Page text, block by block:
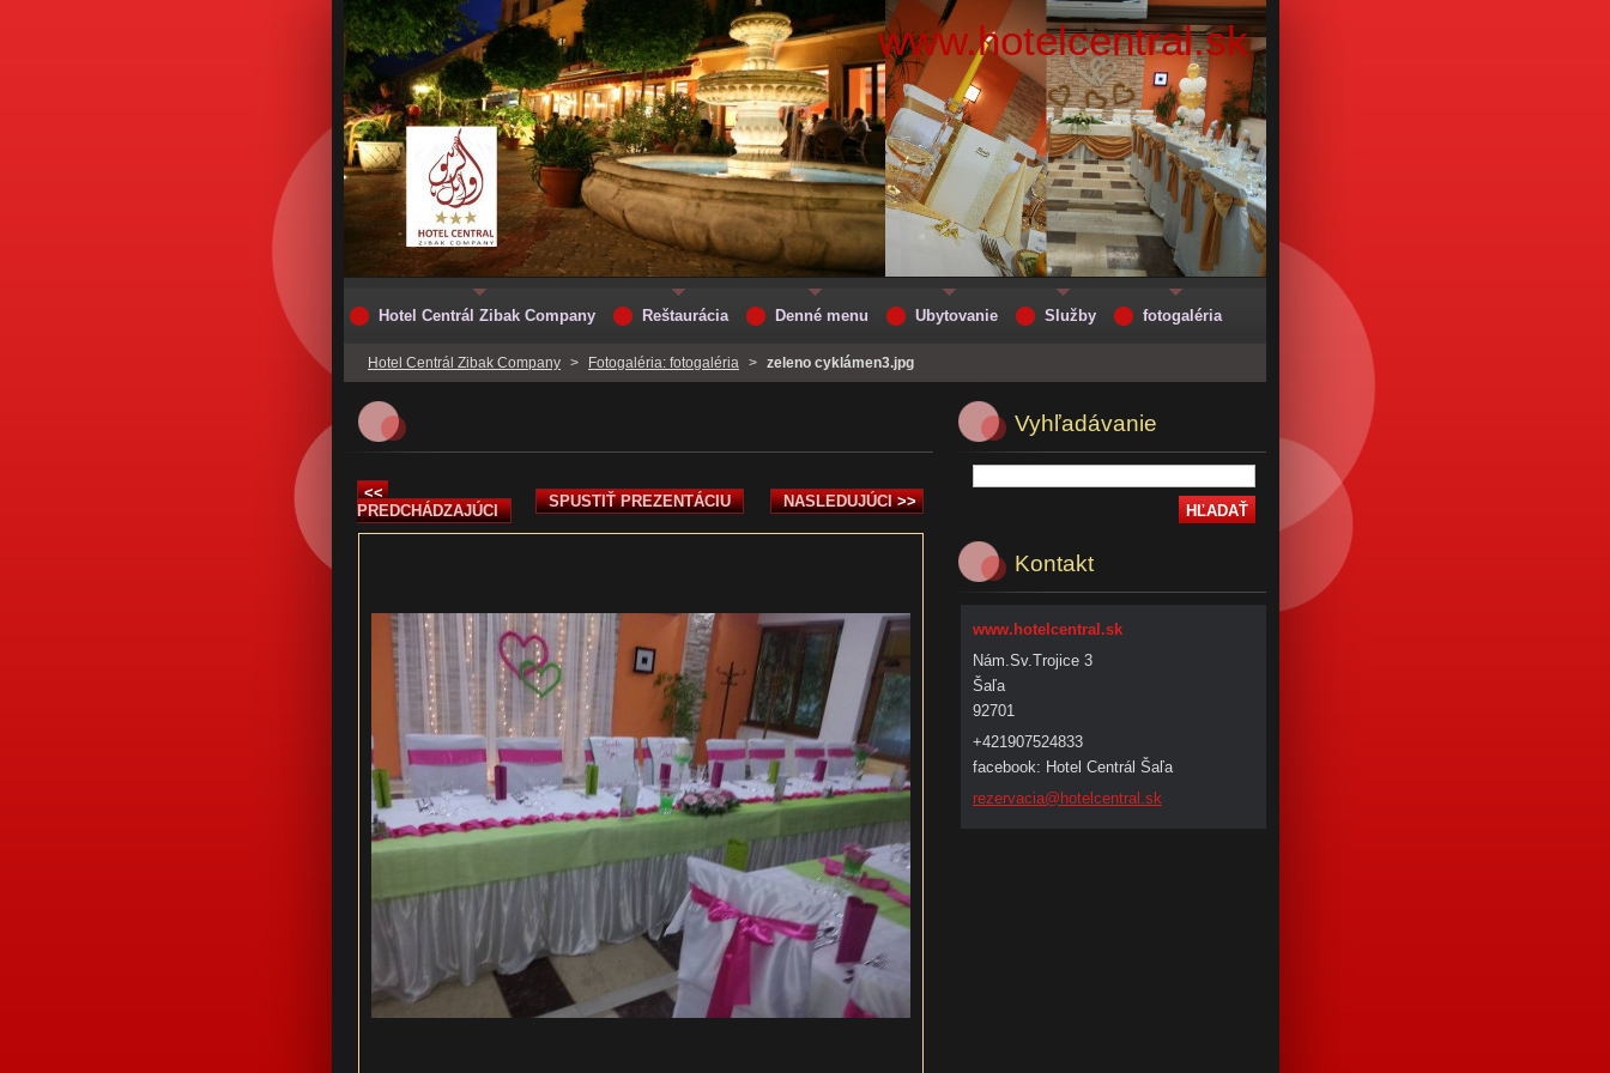
www.hotelcentral.sk
Hotel Centrál Zibak Company > Fotogaléria: fotogaléria > zeleno cyklámen3.jpg
<<
PREDCHÁDZAJÚCI
SPUSTIŤ PREZENTÁCIU NASLEDUJÚCI >>
Vyhľadávanie
Kontakt
www.hotelcentral.sk
Nám.Sv.Trojice 3
Šaľa
92701
+421907524833
facebook: Hotel Centrál Šaľa
rezervacia@hotel central.sk
Hotel Centrál Zibak Company Reštaurácia Denné menu Ubytovanie Služby fotogaléria